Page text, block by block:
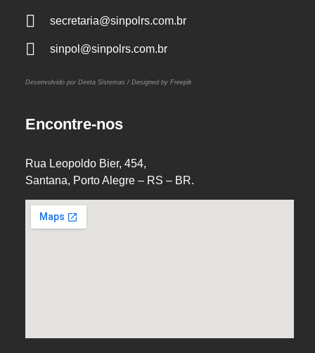
secretaria@sinpolrs.com.br
sinpol@sinpolrs.com.br
Desenvolvido por Direta Sistemas / Designed by Freepik
Encontre-nos
Rua Leopoldo Bier, 454,
Santana, Porto Alegre – RS – BR.